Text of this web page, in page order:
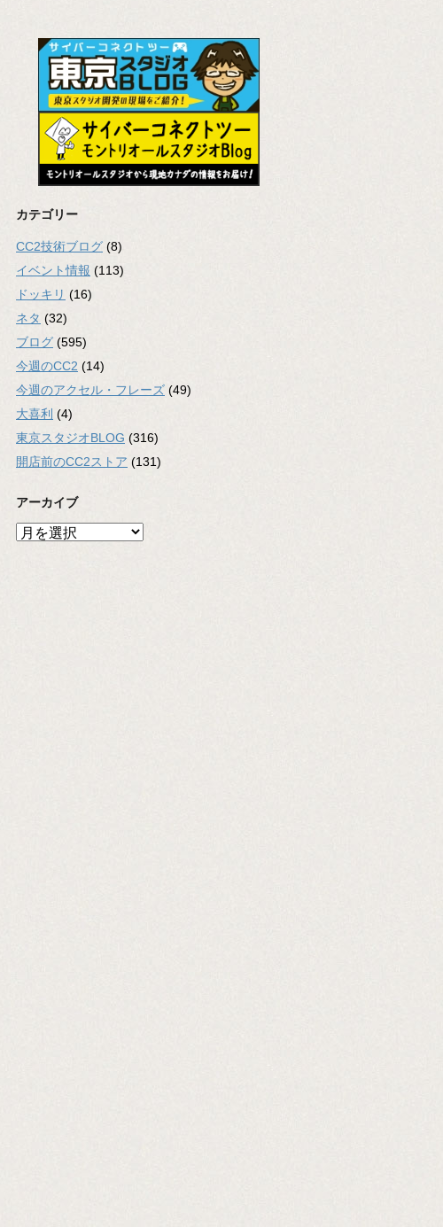
カテゴリー
CC2技術ブログ (8)
イベント情報 (113)
ドッキリ (16)
ネタ (32)
ブログ (595)
今週のCC2 (14)
今週のアクセル・フレーズ (49)
大喜利 (4)
東京スタジオBLOG (316)
開店前のCC2ストア (131)
アーカイブ
ア